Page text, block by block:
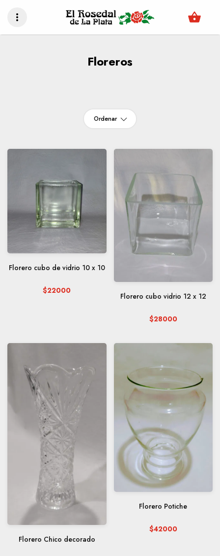
more_vert shopping_basket
Floreros
Ordenar
Florero cubo de vidrio 10 x 10
$22000
Florero cubo vidrio 12 x 12
$28000
Florero Chico decorado
Florero Potiche
$42000